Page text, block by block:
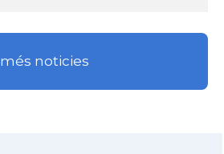
més noticies